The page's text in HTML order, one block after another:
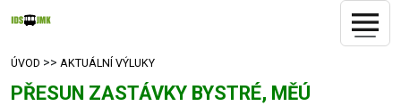
ÚVOD >> AKTUÁLNÍ VÝLUKY
PŘESUN ZASTÁVKY BYSTRÉ, MĚÚ